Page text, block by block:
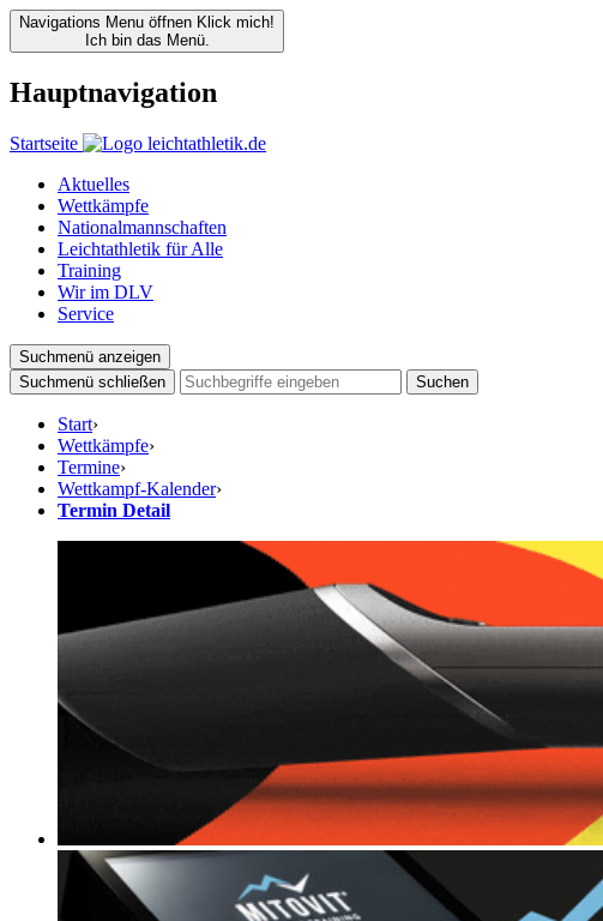
Navigations Menu öffnen Klick mich!
Ich bin das Menü.
Hauptnavigation
Startseite
Aktuelles
Wettkämpfe
Nationalmannschaften
Leichtathletik für Alle
Training
Wir im DLV
Service
Suchmenü anzeigen
Suchmenü schließen
Suchen
Start›
Wettkämpfe›
Termine›
Wettkampf-Kalender›
Termin Detail